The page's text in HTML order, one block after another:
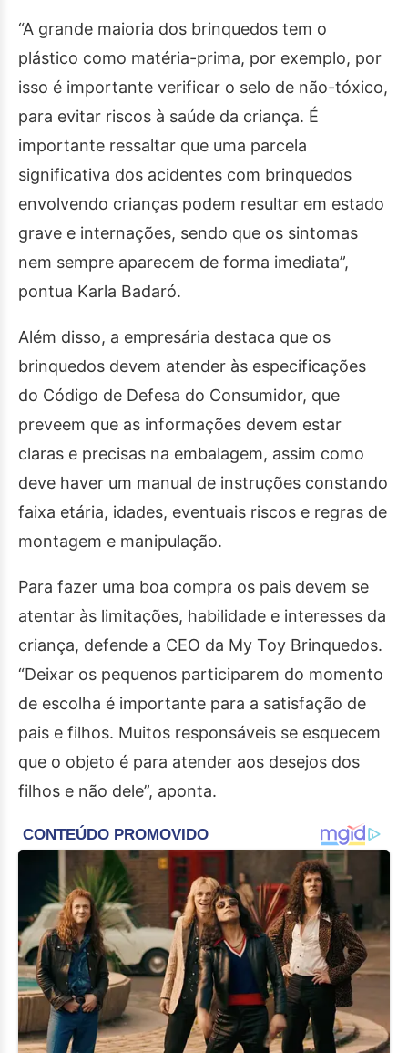
“A grande maioria dos brinquedos tem o
plástico como matéria-prima, por exemplo, por
isso é importante verificar o selo de não-tóxico,
para evitar riscos à saúde da criança. É
importante ressaltar que uma parcela
significativa dos acidentes com brinquedos
envolvendo crianças podem resultar em estado
grave e internações, sendo que os sintomas
nem sempre aparecem de forma imediata”,
pontua Karla Badaró.
Além disso, a empresária destaca que os
brinquedos devem atender às especificações
do Código de Defesa do Consumidor, que
preveem que as informações devem estar
claras e precisas na embalagem, assim como
deve haver um manual de instruções constando
faixa etária, idades, eventuais riscos e regras de
montagem e manipulação.
Para fazer uma boa compra os pais devem se
atentar às limitações, habilidade e interesses da
criança, defende a CEO da My Toy Brinquedos.
“Deixar os pequenos participarem do momento
de escolha é importante para a satisfação de
pais e filhos. Muitos responsáveis se esquecem
que o objeto é para atender aos desejos dos
filhos e não dele”, aponta.